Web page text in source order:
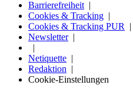
Barrierefreiheit
Cookies & Tracking
Cookies & Tracking PUR
Newsletter
Netiquette
Redaktion
Cookie-Einstellungen